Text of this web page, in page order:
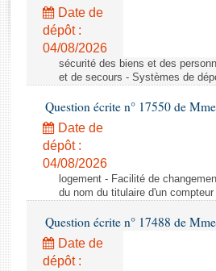
Rapports législatifs
Rapports sur l'application des lois
Baromètre de l’application des lois
Dossiers législatifs
Budget et sécurité sociale
Questions écrites et orales
Comptes rendus des débats
Date de
dépôt :
04/08/2026
sécurité des biens et des
et de secours - Systèmes de
Question écrite n° 17550 de
Date de
dépôt :
04/08/2026
logement - Facilité de
du nom du titulaire d'un
Question écrite n° 17488 de
Date de
dépôt :